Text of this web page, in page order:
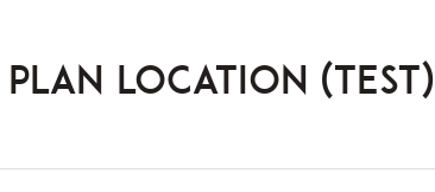
PLAN LOCATION (test)